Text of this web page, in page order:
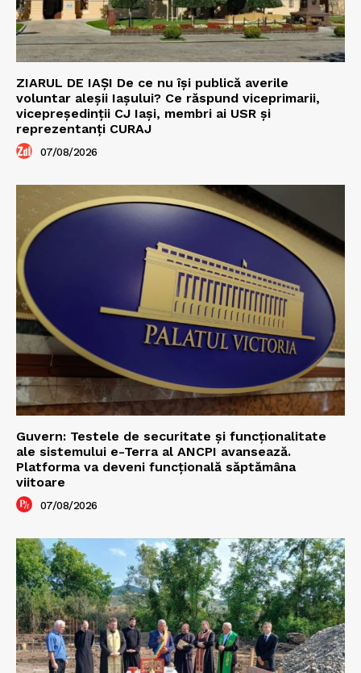
ZIARUL DE IAȘI De ce nu își publică averile
voluntar aleșii Iașului? Ce răspund viceprimarii,
vicepreședinții CJ Iași, membri ai USR și
reprezentanți CURAJ
07/08/2026
Guvern: Testele de securitate și funcționalitate
ale sistemului e-Terra al ANCPI avansează.
Platforma va deveni funcțională săptămâna
viitoare
07/08/2026